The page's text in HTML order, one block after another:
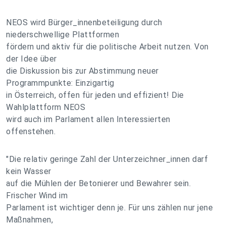
NEOS wird Bürger_innenbeteiligung durch
niederschwellige Plattformen
fördern und aktiv für die politische Arbeit nutzen. Von
der Idee über
die Diskussion bis zur Abstimmung neuer
Programmpunkte: Einzigartig
in Österreich, offen für jeden und effizient! Die
Wahlplattform NEOS
wird auch im Parlament allen Interessierten
offenstehen.
"Die relativ geringe Zahl der Unterzeichner_innen darf
kein Wasser
auf die Mühlen der Betonierer und Bewahrer sein.
Frischer Wind im
Parlament ist wichtiger denn je. Für uns zählen nur jene
Maßnahmen,